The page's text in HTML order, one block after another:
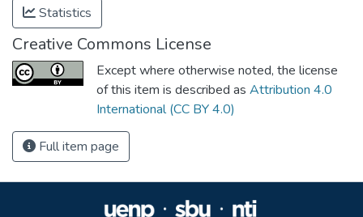
Statistics
Creative Commons License
Except where otherwise noted, the license
of this item is described as Attribution 4.0
International (CC BY 4.0)
Full item page